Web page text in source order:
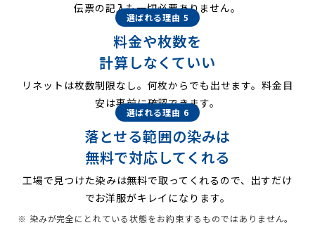
伝票の記入も一切必要ありません。
選ばれる理由 5
料金や枚数を
計算しなくていい
リネットは枚数制限なし。何枚からでも出せます。料金目
安は事前に確認できます。
選ばれる理由 6
落とせる範囲の染みは
無料で対応してくれる
工場で見つけた染みは無料で取ってくれるので、出すだけ
でお洋服がキレイになります。
※ 染みが完全にとれている状態をお約束するものではありません。